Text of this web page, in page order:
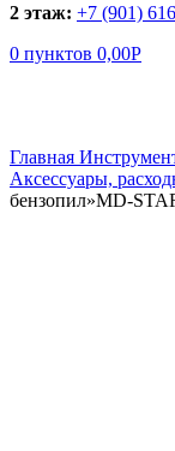
2 этаж: +7 (901)
0 пунктов 0,00Р
Главная
Аксессуары,
бензопил»MD-